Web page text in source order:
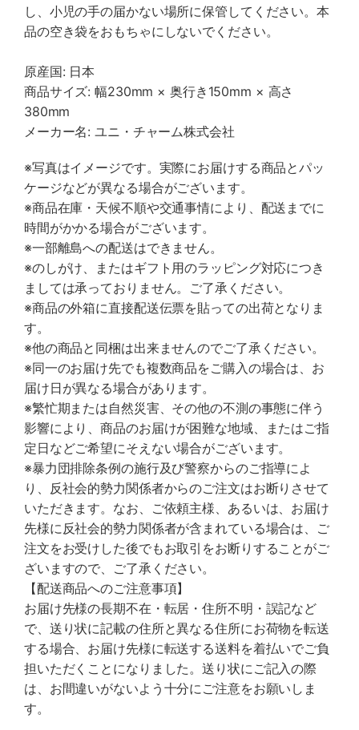
し、小児の手の届かない場所に保管してください。本
品の空き袋をおもちゃにしないでください。
原産国: 日本
商品サイズ: 幅230mm × 奥行き150mm × 高さ
380mm
メーカー名: ユニ・チャーム株式会社
※写真はイメージです。実際にお届けする商品とパッ
ケージなどが異なる場合がございます。
※商品在庫・天候不順や交通事情により、配送までに
時間がかかる場合がございます。
※一部離島への配送はできません。
※のしがけ、またはギフト用のラッピング対応につき
ましては承っておりません。ご了承ください。
※商品の外箱に直接配送伝票を貼っての出荷となりま
す。
※他の商品と同梱は出来ませんのでご了承ください。
※同一のお届け先でも複数商品をご購入の場合は、お
届け日が異なる場合があります。
※繁忙期または自然災害、その他の不測の事態に伴う
影響により、商品のお届けが困難な地域、またはご指
定日などご希望にそえない場合がございます。
※暴力団排除条例の施行及び警察からのご指導によ
り、反社会的勢力関係者からのご注文はお断りさせて
いただきます。なお、ご依頼主様、あるいは、お届け
先様に反社会的勢力関係者が含まれている場合は、ご
注文をお受けした後でもお取引をお断りすることがご
ざいますので、ご了承ください。
【配送商品へのご注意事項】
お届け先様の長期不在・転居・住所不明・誤記など
で、送り状に記載の住所と異なる住所にお荷物を転送
する場合、お届け先様に転送する送料を着払いでご負
担いただくことになりました。送り状にご記入の際
は、お間違いがないよう十分にご注意をお願いしま
す。